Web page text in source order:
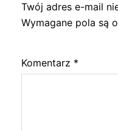
Twój adres e-mail
Wymagane pola są
Komentarz *